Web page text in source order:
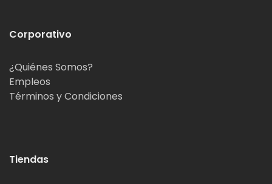
Corporativo
¿Quiénes Somos?
Empleos
Términos y Condiciones
Tiendas